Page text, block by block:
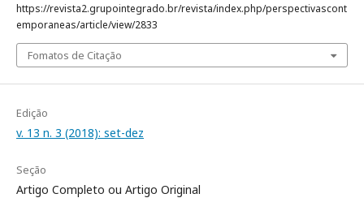
https://revista2.grupointegrado.br/revista/index.php/perspectivascont
emporaneas/article/view/2833
Fomatos de Citação
Edição
v. 13 n. 3 (2018): set-dez
Seção
Artigo Completo ou Artigo Original